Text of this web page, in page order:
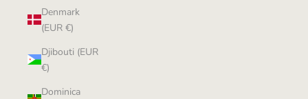
Denmark
(EUR €)
Djibouti (EUR
€)
Dominica